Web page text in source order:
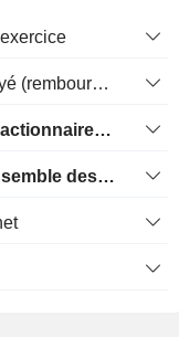
Trésorerie Impôt sur le revenu payé (remboursement)Impôt effectivement payé (remboursé) sur l’exercice
Flux de trésorerie libre pour les actionnaires FCFE
Flux de trésorerie libre pour l’ensemble des pourvoyeurs de fonds (créanciers et actionnaires) FCFF